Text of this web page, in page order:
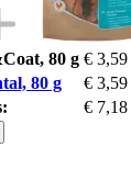
80 g € 3,59
80 g
€ 3,59
€ 7,18